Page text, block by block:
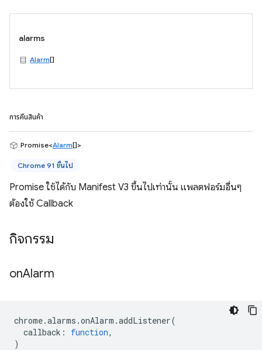
alarms
Alarm[]
การคืนสินค้า
Promise<Alarm[]>
Chrome 91 ขึ้นไป
Promise ใช้ได้กับ Manifest V3 ขึ้นไปเท่านั้น แพลตฟอร์มอื่นๆ
ต้องใช้ Callback
กิจกรรม
onAlarm
chrome.alarms .onAlarm .addListener(
callback : function,
)